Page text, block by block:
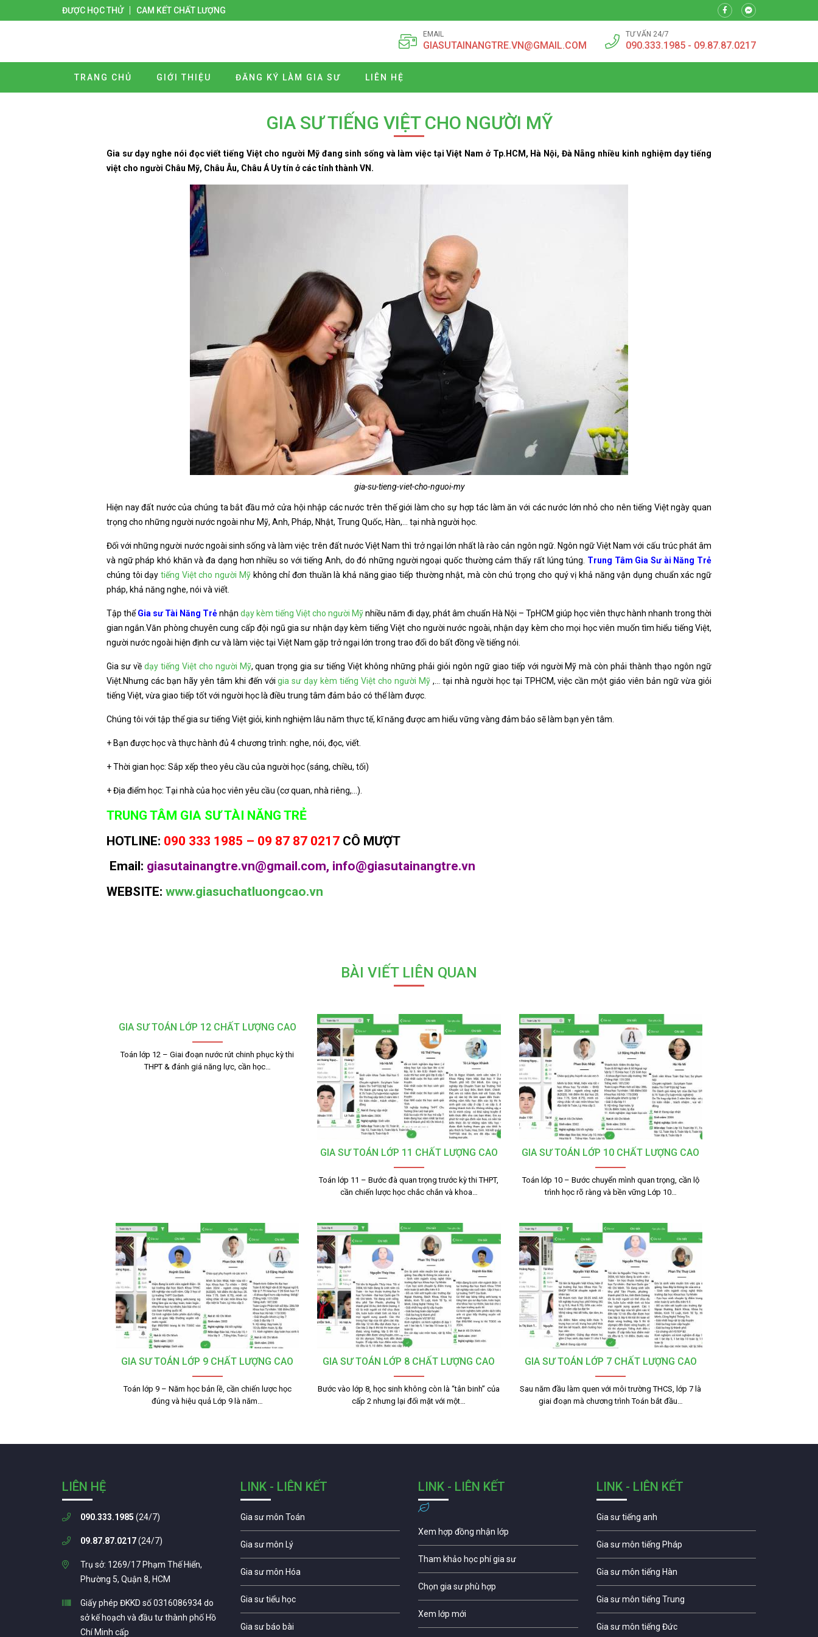
ĐƯỢC HỌC THỬ CAM KẾT CHẤT LƯỢNG
EMAIL
GIASUTAINANGTRE.VN@GMAIL.COM
TƯ VẤN 24/7
090.333.1985 - 09.87.87.0217
TRANG CHỦ GIỚI THIỆU ĐĂNG KÝ LÀM GIA SƯ LIÊN HỆ
GIA SƯ TIẾNG VIỆT CHO NGƯỜI MỸ
Gia sư dạy nghe nói đọc viết tiếng Việt cho người Mỹ đang sinh sống và làm việc tại Việt Nam ở Tp.HCM, Hà Nội, Đà Nẵng nhiều kinh nghiệm dạy tiếng
việt cho người Châu Mỹ, Châu Âu, Châu Á Uy tín ở các tỉnh thành VN.
gia-su-tieng-viet-cho-nguoi-my
Hiện nay đất nước của chúng ta bắt đầu mở cửa hội nhập các nước trên thế giới làm cho sự hợp tác làm ăn với các nước lớn nhỏ cho nên tiếng Việt ngày quan
trọng cho những người nước ngoài như Mỹ, Anh, Pháp, Nhật, Trung Quốc, Hàn,… tại nhà người học.
Đối với những người nước ngoài sinh sống và làm việc trên đất nước Việt Nam thì trở ngại lớn nhất là rào cản ngôn ngữ. Ngôn ngữ Việt Nam với cấu trúc phát âm
và ngữ pháp khó khăn và đa dạng hơn nhiều so với tiếng Anh, do đó những người ngoại quốc thường cảm thấy rất lúng túng. Trung Tâm Gia Sư ài Năng Trẻ
chúng tôi dạytiếng Việt cho người Mỹkhông chỉ đơn thuần là khả năng giao tiếp thường nhật, mà còn chú trọng cho quý vị khả năng vận dụng chuẩn xác ngữ
pháp, khả năng nghe, nói và viết.
Tập thểGia sư Tài Năng Trẻnhận dạy kèm tiếng Việt cho người Mỹnhiều năm đi dạy, phát âm chuẩn Hà Nội – TpHCM giúp học viên thực hành nhanh trong thời
gian ngắn.Văn phòng chuyên cung cấp đội ngũ gia sư nhận dạy kèm tiếng Việt cho người nước ngoài, nhận dạy kèm cho mọi học viên muốn tìm hiểu tiếng Việt,
người nước ngoài hiện định cư và làm việc tại Việt Nam gặp trở ngại lớn trong trao đổi do bất đồng về tiếng nói.
Gia sư về dạy tiếng Việt cho người Mỹ, quan trọng gia sư tiếng Việt không những phải giỏi ngôn ngữ giao tiếp với người Mỹ mà còn phải thành thạo ngôn ngữ
Việt.Nhưng các bạn hãy yên tâm khi đến vớigia sư dạy kèm tiếng Việt cho người Mỹ,… tại nhà người học tại TPHCM, việc cần một giáo viên bản ngữ vừa giỏi
tiếng Việt, vừa giao tiếp tốt với người học là điều trung tâm đảm bảo có thể làm được.
Chúng tôi với tập thể gia sư tiếng Việt giỏi, kinh nghiệm lâu năm thực tế, kĩ năng được am hiểu vững vàng đảm bảo sẽ làm bạn yên tâm.
+ Bạn được học và thực hành đủ 4 chương trình: nghe, nói, đọc, viết.
+ Thời gian học: Sắp xếp theo yêu cầu của người học (sáng, chiều, tối)
+ Địa điểm học: Tại nhà của học viên yêu cầu (cơ quan, nhà riêng,…).
TRUNG TÂM GIA SƯ TÀI NĂNG TRẺ
HOTLINE: 090 333 1985 – 09 87 87 0217 CÔ MƯỢT
Email: giasutainangtre.vn@gmail.com, info@giasutainangtre.vn
WEBSITE: www.giasuchatluongcao.vn
BÀI VIẾT LIÊN QUAN
GIA SƯ TOÁN LỚP 12 CHẤT LƯỢNG CAO
Toán lớp 12 – Giai đoạn nước rút chinh phục kỳ thi
THPT & đánh giá năng lực, cần học…
GIA SƯ TOÁN LỚP 11 CHẤT LƯỢNG CAO
Toán lớp 11 – Bước đà quan trọng trước kỳ thi THPT,
cần chiến lược học chắc chắn và khoa…
GIA SƯ TOÁN LỚP 10 CHẤT LƯỢNG CAO
Toán lớp 10 – Bước chuyển mình quan trọng, cần lộ
trình học rõ ràng và bền vững Lớp 10…
GIA SƯ TOÁN LỚP 9 CHẤT LƯỢNG CAO
Toán lớp 9 – Năm học bản lề, cần chiến lược học
đúng và hiệu quả Lớp 9 là năm…
GIA SƯ TOÁN LỚP 8 CHẤT LƯỢNG CAO
Bước vào lớp 8, học sinh không còn là “tân binh” của
cấp 2 nhưng lại đối mặt với một…
GIA SƯ TOÁN LỚP 7 CHẤT LƯỢNG CAO
Sau năm đầu làm quen với môi trường THCS, lớp 7 là
giai đoạn mà chương trình Toán bắt đầu…
LIÊN HỆ
090.333.1985 (24/7)
09.87.87.0217(24/7)
Trụ sở: 1269/17 Phạm Thế Hiển,
Phường 5, Quận 8, HCM
Giấy phép ĐKKD số 0316086934 do
sở kế hoạch và đầu tư thành phố Hồ
Chí Minh cấp
LINK - LIÊN KẾT
Gia sư môn Toán
Gia sư môn Lý
Gia sư môn Hóa
Gia sư tiểu học
Gia sư báo bài
LINK - LIÊN KẾT
Xem hợp đồng nhận lớp
Tham khảo học phí gia sư
Chọn gia sư phù hợp
Xem lớp mới
LINK - LIÊN KẾT
Gia sư tiếng anh
Gia sư môn tiếng Pháp
Gia sư môn tiếng Hàn
Gia sư môn tiếng Trung
Gia sư môn tiếng Đức